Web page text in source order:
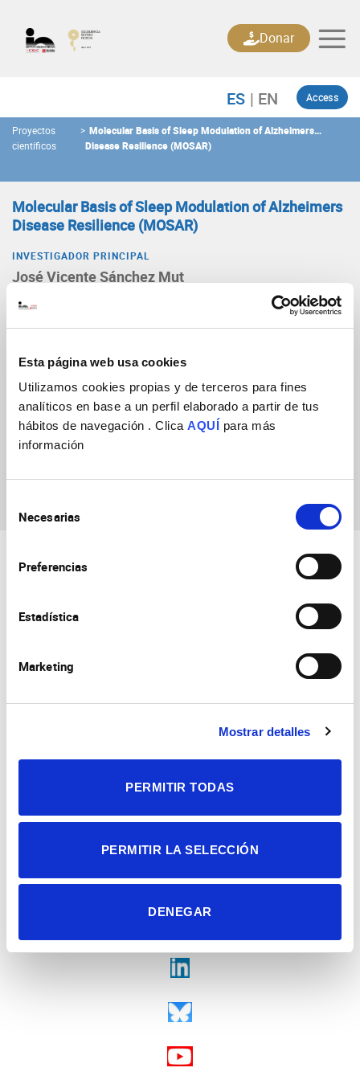
Esta página web usa cookies
Utilizamos cookies propias y de terceros para fines
analíticos en base a un perfil elaborado a partir de tus
hábitos de navegación . Clica AQUÍ para más
información
Necesarias
Preferencias
Estadística
Marketing
Mostrar detalles
PERMITIR TODAS
PERMITIR LA SELECCIÓN
DENEGAR
content
Access
Donar
Proyectos
científicos
> Molecular Basis of Sleep Modulation of Alzheimers
Disease Resilience (MOSAR)
Molecular Basis of Sleep Modulation of Alzheimers
Disease Resilience (MOSAR)
INVESTIGADOR PRINCIPAL
José Vicente Sánchez Mut
TipoProyecto de investigación
DONACIÓN AL IN-CSIC DE LA FUNDACIÓN PASQUAL MARAGALL
PARA UN UN PROYECTO DE INVESTIGACIÓN. AÑO 2024
Fecha de inicio01/02/2024
Fecha de fin
Alicante | España
Tel. + 34 965 23 37 00